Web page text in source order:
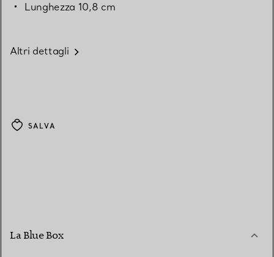
Lunghezza 10,8 cm
Altri dettagli
SALVA
La Blue Box